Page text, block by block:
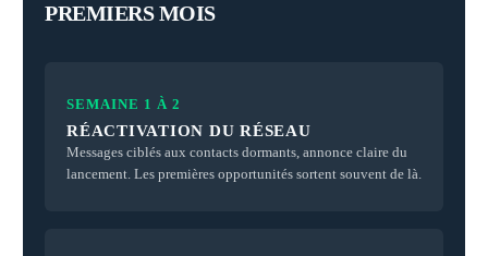
PREMIERS MOIS
SEMAINE 1 À 2
RÉACTIVATION DU RÉSEAU
Messages ciblés aux contacts dormants, annonce claire du
lancement. Les premières opportunités sortent souvent de là.